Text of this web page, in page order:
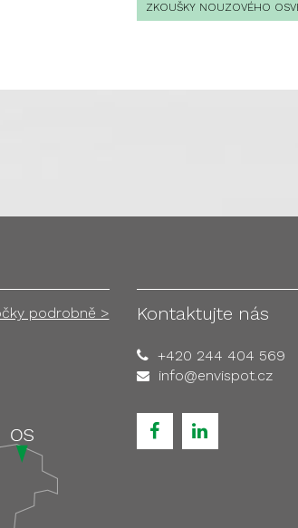
ZKOUŠKY NOUZOVÉHO
podrobně > Kontaktujte nás
+420 244 404 569
info@envispot.cz